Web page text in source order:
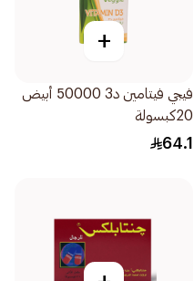
+
فيجي فيتامين د3 50000 أبيض
20كبسولة
64.1